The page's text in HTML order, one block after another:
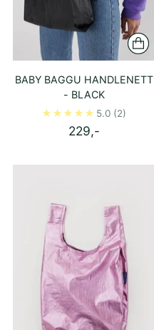
BABY BAGGU HANDLENETT
- BLACK
5.0 (2)
229,-